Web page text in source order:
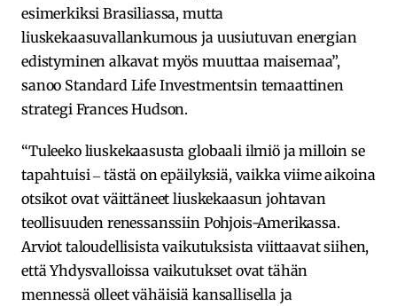
esimerkiksi Brasiliassa, mutta
liuskekaasuvallankumous ja uusiutuvan energian
edistyminen alkavat myös muuttaa maisemaa”,
sanoo Standard Life Investmentsin temaattinen
strategi Frances Hudson.
“Tuleeko liuskekaasusta globaali ilmiö ja milloin se
tapahtuisi ‒ tästä on epäilyksiä, vaikka viime aikoina
otsikot ovat väittäneet liuskekaasun johtavan
teollisuuden renessanssiin Pohjois-Amerikassa.
Arviot taloudellisista vaikutuksista viittaavat siihen,
että Yhdysvalloissa vaikutukset ovat tähän
mennessä olleet vähäisiä kansallisella ja